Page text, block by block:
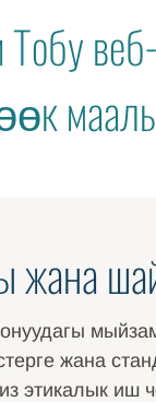
жана
жана
этикалык иш